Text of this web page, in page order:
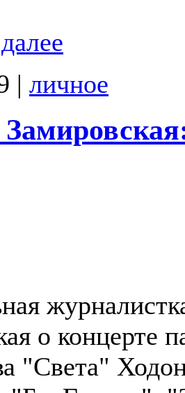
| личное
о концерте
"Света"